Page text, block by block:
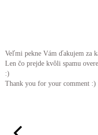
Veľmi pekne Vám ďakujem za
Len čo prejde kvôli spamu
:)
Thank you for your comment :)